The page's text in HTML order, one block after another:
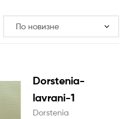
Dorstenia-
lavrani-1
Dorstenia